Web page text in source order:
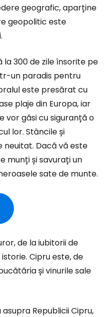
geografic, aparține
geopolitic este
300 de zile însorite pe
un paradis pentru
este presărat cu
plaje din Europa, iar
vor găsi cu siguranță o
lor. Stâncile și
neuitat. Dacă vă este
munți și savurați un
sate de munte.
de la iubitorii de
Cipru este, de
și vinurile sale
Republicii Cipru,